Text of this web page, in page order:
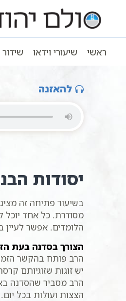
ראשי שיעורי וידאו שידור
עמוד ראשי
יסודות הבניין הרוחני | 1 | הרב שקד אליהו פנחס | סולם יהודה | לימודי חסידות
להאזנה
יסודות
בשיעור פתיחה זה
מסודרת. כל אחד יוכל
הלומדים. אפשר לעיין
הצורך בסדנה בעת
הרב פותח בהקשר
יש זוגות שזוגיותם
הרב מסביר שהסדנה
הצצות ועולות בכל יום.